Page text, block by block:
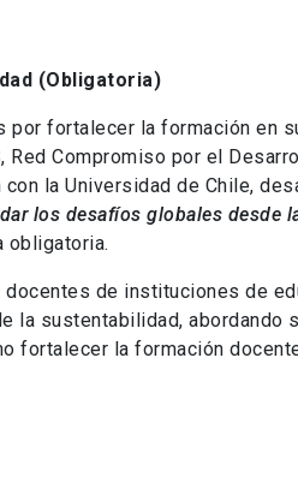
(Obligatoria)
fortalecer la formación en
Compromiso por el
la Universidad de Chile,
los desafíos globales desde
obligatoria.
de instituciones de
la sustentabilidad,
fortalecer la formación